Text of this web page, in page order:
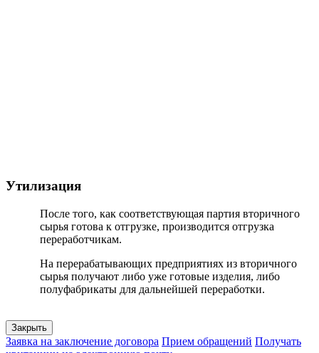
Утилизация
После того, как соответствующая партия вторичного
сырья готова к отгрузке, производится отгрузка
переработчикам.
На перерабатывающих предприятиях из вторичного
сырья получают либо уже готовые изделия, либо
полуфабрикаты для дальнейшей переработки.
Закрыть
Заявка на заключение договора Прием обращений Получать